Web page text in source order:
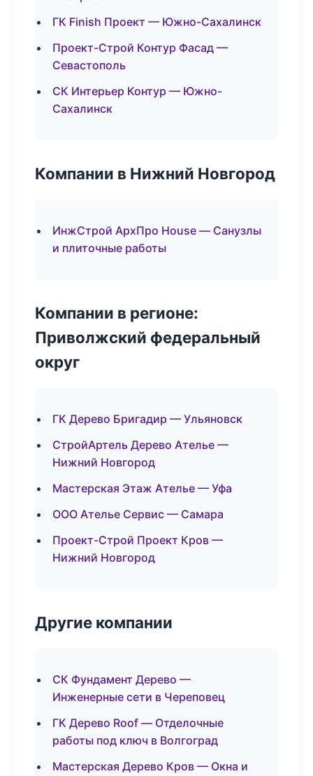
ГК Finish Проект — Южно-Сахалинск
Проект-Строй Контур Фасад —
Севастополь
СК Интерьер Контур — Южно-
Сахалинск
Компании в Нижний Новгород
ИнжСтрой АрхПро House — Санузлы
и плиточные работы
Компании в регионе:
Приволжский федеральный
округ
ГК Дерево Бригадир — Ульяновск
СтройАртель Дерево Ателье —
Нижний Новгород
Мастерская Этаж Ателье — Уфа
ООО Ателье Сервис — Самара
Проект-Строй Проект Кров —
Нижний Новгород
Другие компании
СК Фундамент Дерево —
Инженерные сети в Череповец
ГК Дерево Roof — Отделочные
работы под ключ в Волгоград
Мастерская Дерево Кров — Окна и